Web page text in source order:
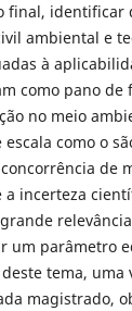
final, identificar
ambiental e
à
como pano de
no meio
como o
de
a incerteza
um parâmetro
tema, uma
magistrado,